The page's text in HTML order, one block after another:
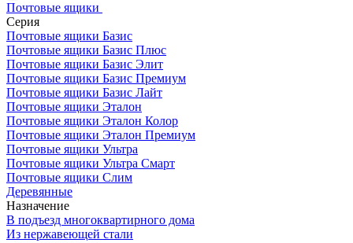
Почтовые ящики
Серия
Почтовые ящики Базис
Почтовые ящики Базис Плюс
Почтовые ящики Базис Элит
Почтовые ящики Базис Премиум
Почтовые ящики Базис Лайт
Почтовые ящики Эталон
Почтовые ящики Эталон Колор
Почтовые ящики Эталон Премиум
Почтовые ящики Ультра
Почтовые ящики Ультра Смарт
Почтовые ящики Слим
Деревянные
Назначение
В подъезд многоквартирного дома
Из нержавеющей стали